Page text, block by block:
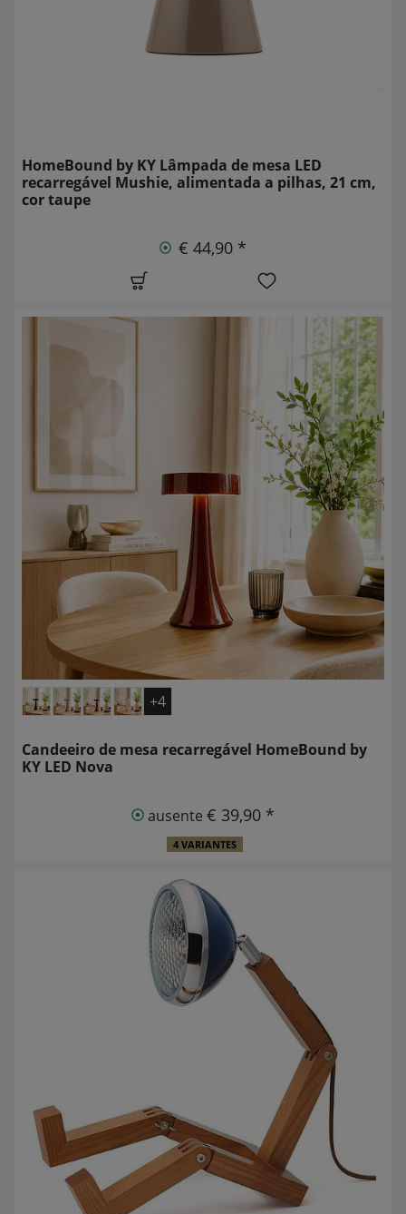
HomeBound by KY Lâmpada de mesa LED
recarregável Mushie, alimentada a pilhas, 21 cm,
cor taupe
€ 44,90 *
+4
Candeeiro de mesa recarregável HomeBound by
KY LED Nova
ausente € 39,90 *
4 VARIANTES